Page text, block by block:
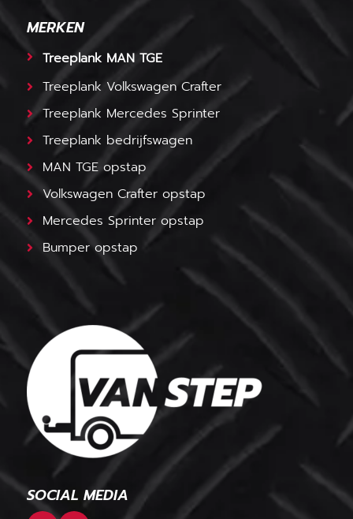
MERKEN
Treeplank MAN TGE
Treeplank Volkswagen Crafter
Treeplank Mercedes Sprinter
Treeplank bedrijfswagen
MAN TGE opstap
Volkswagen Crafter opstap
Mercedes Sprinter opstap
Bumper opstap
SOCIAL MEDIA